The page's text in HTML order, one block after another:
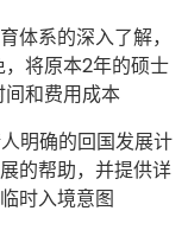
体系的深入了解，
将原本2年的硕士
间和费用成本
明确的回国发展计
的帮助，并提供详
时入境意图